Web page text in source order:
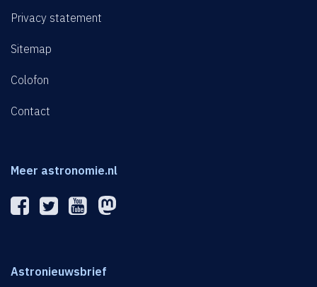
Privacy statement
Sitemap
Colofon
Contact
Meer astronomie.nl
Astronieuwsbrief